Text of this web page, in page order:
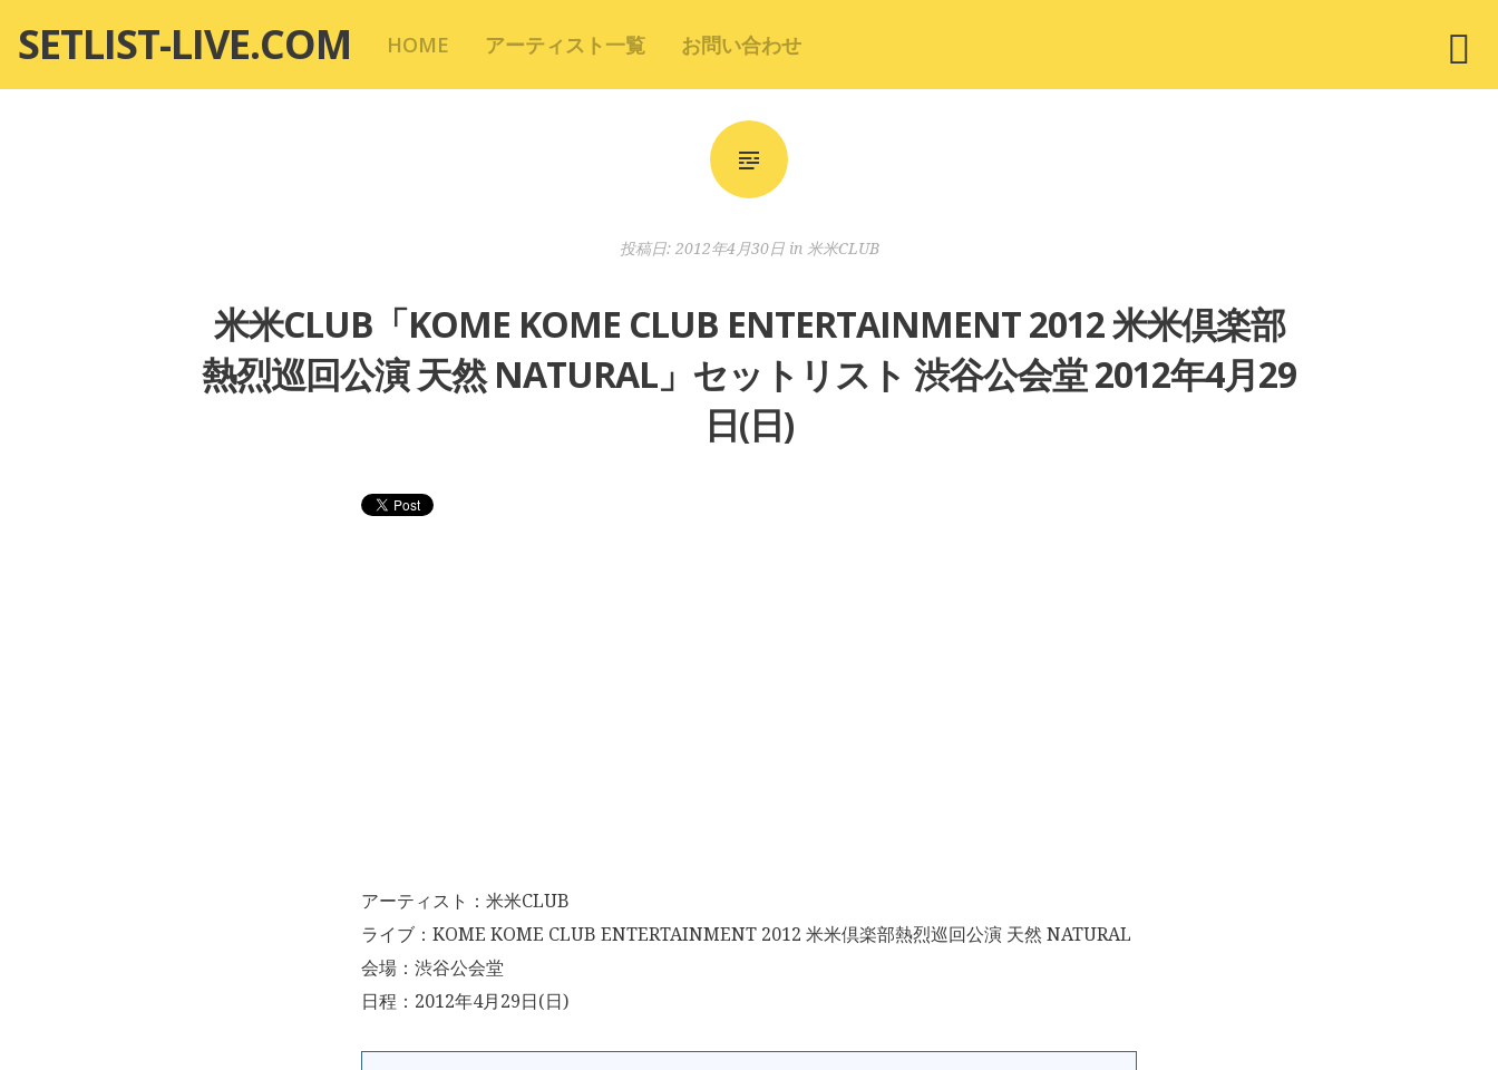
テ
SETLIST-LIVE.COM HOME アーティスト一覧 お問い合わせ
投稿日: 2012年4月30日in 米米CLUB
米米CLUB「KOME KOME CLUB ENTERTAINMENT 2012 米米倶楽部
熱烈巡回公演 天然 NATURAL」セットリスト 渋谷公会堂 2012年4月29
日(日)
アーティスト：米米CLUB
ライブ：KOME KOME CLUB ENTERTAINMENT 2012 米米倶楽部熱烈巡回公演 天然 NATURAL
会場：渋谷公会堂
日程：2012年4月29日(日)